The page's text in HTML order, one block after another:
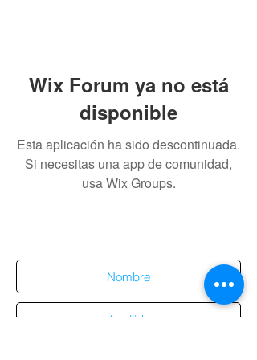
Wix Forum ya no está
disponible
Esta aplicación ha sido descontinuada.
Si necesitas una app de comunidad,
usa Wix Groups.